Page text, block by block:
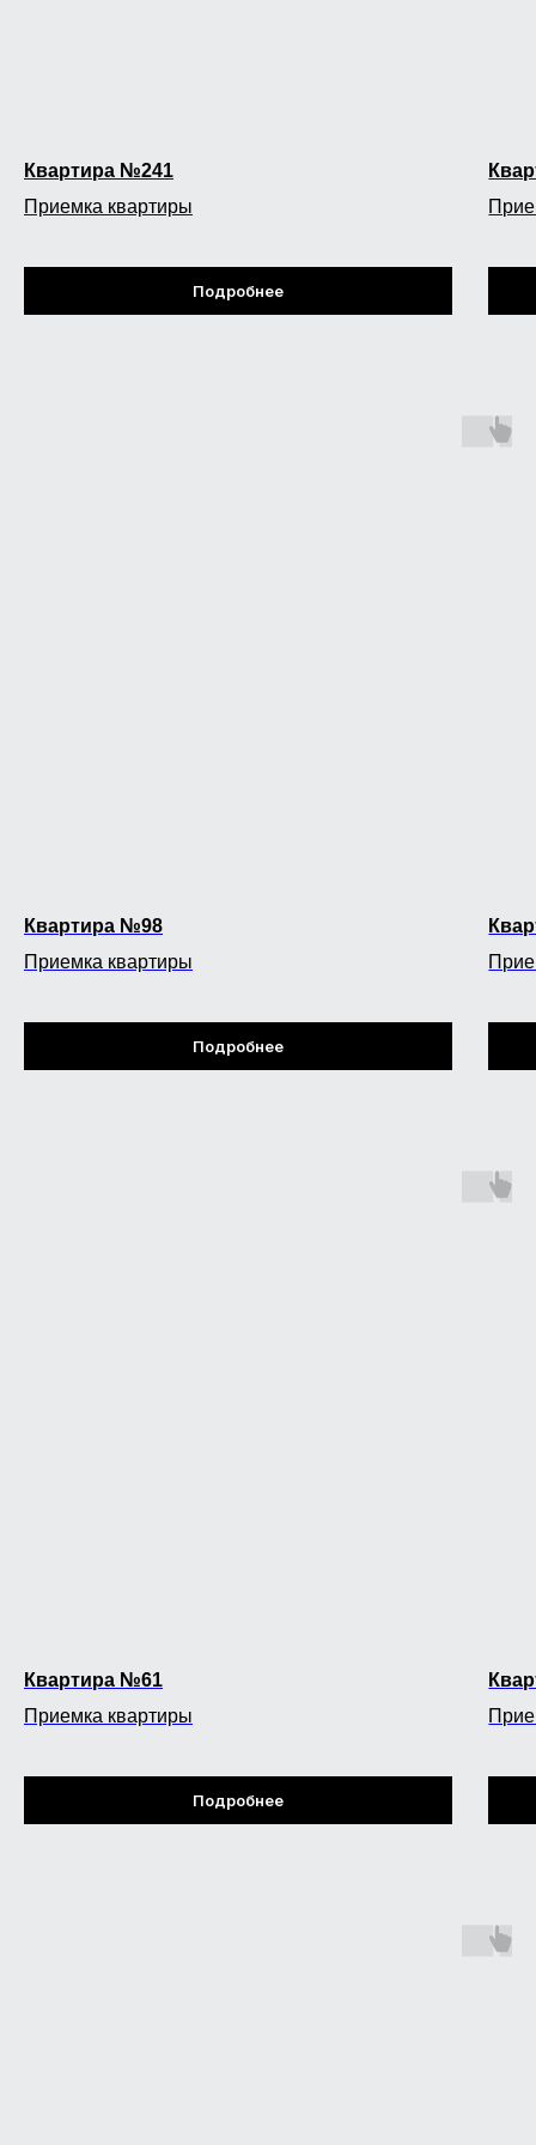
Квартира №241
Приемка квартиры
Подробнее
Квартира №98
Приемка квартиры
Подробнее
Квартира №61
Приемка квартиры
Подробнее